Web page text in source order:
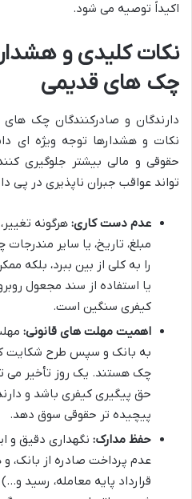
اکیداً توصیه می شود.
نکات کلیدی و
چک های قدیمی
دارندگان و صادرکنندگان چک
نکات و هشدارها توجه ویژه ای
حقوقی و مالی بیشتر جلوگیری
تواند عواقب جبران ناپذیری در پی
عدم دست کاری: هرگونه
مبلغ، تاریخ، یا سایر مندرجات
را به کلی از بین ببرد، بلکه
یا استفاده از سند مجعول
کیفری سنگین است.
اهمیت مهلت های قانونی:
به بانک و سپس طرح شکایت
چک هستند. یک روز تأخیر می
حق پیگیری کیفری باشد و
پیچیده تر حقوقی سوق دهد.
حفظ مدارک: نگهداری دقیق و
عدم پرداخت صادره از بانک،
قرارداد پایه معامله، رسید